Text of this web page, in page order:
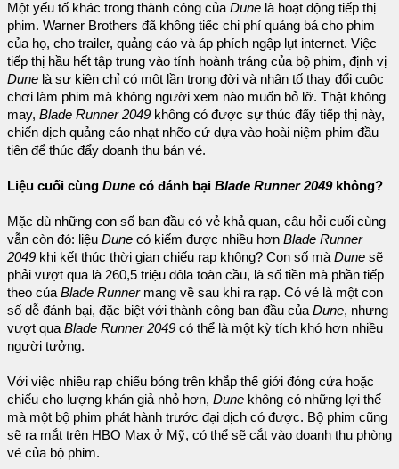
Một yếu tố khác trong thành công củaDune là hoạt động tiếp thị
phim. Warner Brothers đã không tiếc chi phí quảng bá cho phim
của họ, cho trailer, quảng cáo và áp phích ngập lụt internet. Việc
tiếp thị hầu hết tập trung vào tính hoành tráng của bộ phim, định vị
Dune là sự kiện chỉ có một lần trong đời và nhân tố thay đổi cuộc
chơi làm phim mà không người xem nào muốn bỏ lỡ. Thật không
may, Blade Runner 2049 không có được sự thúc đẩy tiếp thị này,
chiến dịch quảng cáo nhạt nhẽo cứ dựa vào hoài niệm phim đầu
tiên để thúc đẩy doanh thu bán vé.
Liệu cuối cùng Dune có đánh bại Blade Runner 2049không?
Mặc dù những con số ban đầu có vẻ khả quan, câu hỏi cuối cùng
vẫn còn đó: liệu Dune có kiếm được nhiều hơn Blade Runner
2049 khi kết thúc thời gian chiếu rạp không? Con số màDune sẽ
phải vượt qua là 260,5 triệu đôla toàn cầu, là số tiền mà phần tiếp
theo củaBlade Runnermang về sau khi ra rạp. Có vẻ là một con
số dễ đánh bại, đặc biệt với thành công ban đầu củaDune, nhưng
vượt quaBlade Runner 2049 có thể là một kỳ tích khó hơn nhiều
người tưởng.
Với việc nhiều rạp chiếu bóng trên khắp thế giới đóng cửa hoặc
chiếu cho lượng khán giả nhỏ hơn, Dune không có những lợi thế
mà một bộ phim phát hành trước đại dịch có được. Bộ phim cũng
sẽ ra mắt trên HBO Max ở Mỹ, có thể sẽ cắt vào doanh thu phòng
vé của bộ phim.